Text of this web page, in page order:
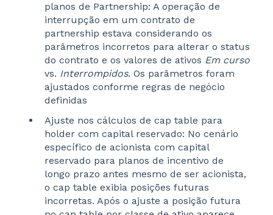
planos de Partnership: A operação de
interrupção em um contrato de
partnership estava considerando os
parâmetros incorretos para alterar o status
do contrato e os valores de ativos Em curso
vs. Interrompidos. Os parâmetros foram
ajustados conforme regras de negócio
definidas
Ajuste nos cálculos de cap table para
holder com capital reservado: No cenário
específico de acionista com capital
reservado para planos de incentivo de
longo prazo antes mesmo de ser acionista,
o cap table exibia posições futuras
incorretas. Após o ajuste a posição futura